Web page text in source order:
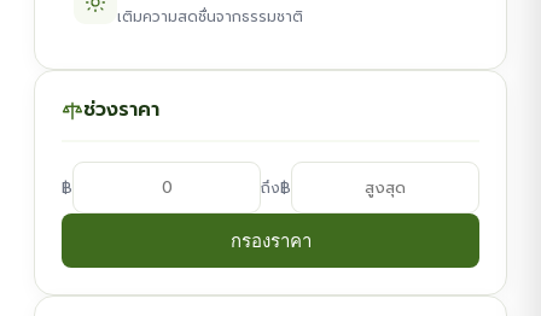
เติมความสดชื่นจากธรรมชาติ
ช่วงราคา
฿ ถึง฿
กรองราคา